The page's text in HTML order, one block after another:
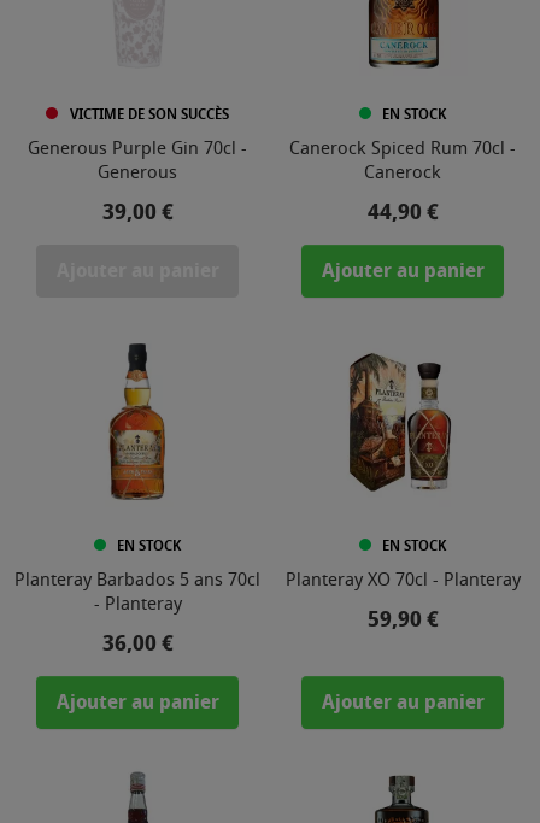
VICTIME DE SON SUCCÈS
Generous Purple Gin 70cl -
Generous
Prix
39,00 €
EN STOCK
Canerock Spiced Rum 70cl -
Canerock
Prix
44,90 €
Ajouter au panier
EN STOCK
Planteray Barbados 5 ans 70cl
- Planteray
Prix
36,00 €
Ajouter au panier
EN STOCK
Planteray XO 70cl - Planteray
Prix
59,90 €
Ajouter au panier